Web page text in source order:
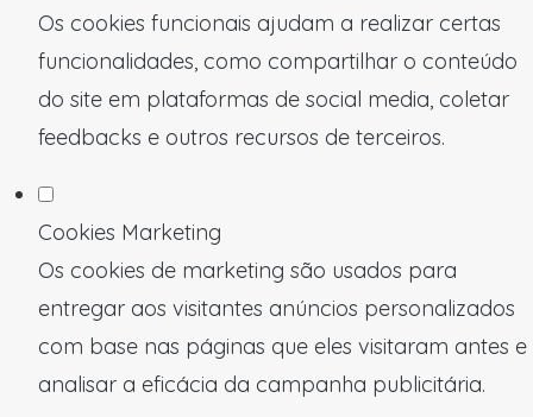
Os cookies funcionais ajudam a realizar certas
funcionalidades, como compartilhar o conteúdo
do site em plataformas de social media, coletar
feedbacks e outros recursos de terceiros.
Cookies Marketing
Os cookies de marketing são usados para
entregar aos visitantes anúncios personalizados
com base nas páginas que eles visitaram antes e
analisar a eficácia da campanha publicitária.